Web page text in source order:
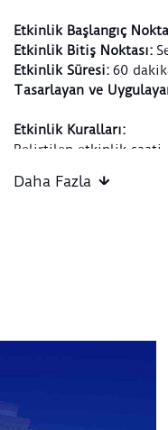
Etkinlik Başlangıç
Etkinlik Bitiş Noktası:
Etkinlik Süresi: 60
Tasarlayan ve
Etkinlik Kuralları:
zorunludur.
Daha Fazla